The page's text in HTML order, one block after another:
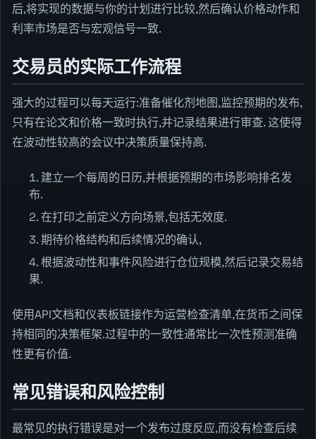
后,将实现的数据与你的计划进行比较,然后确认价格动作和
利率市场是否与宏观信号一致.
交易员的实际工作流程
强大的过程可以每天运行:准备催化剂地图,监控预期的发布,
只有在论文和价格一致时执行,并记录结果进行审查. 这使得
在波动性较高的会议中决策质量保持高.
建立一个每周的日历,并根据预期的市场影响排名发
布.
在打印之前定义方向场景,包括无效度.
期待价格结构和后续情况的确认,
根据波动性和事件风险进行仓位规模,然后记录交易结
果.
使用API文档和仪表板链接作为运营检查清单,在货币之间保
持相同的决策框架.过程中的一致性通常比一次性预测准确
性更有价值.
常见错误和风险控制
最常见的执行错误是对一个发布过度反应,而没有检查后续